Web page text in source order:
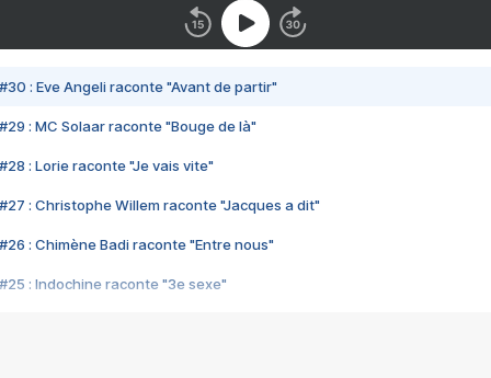
#30 : Eve Angeli raconte "Avant de partir"
#29 : MC Solaar raconte "Bouge de là"
#28 : Lorie raconte "Je vais vite"
#27 : Christophe Willem raconte "Jacques a dit"
#26 : Chimène Badi raconte "Entre nous"
#25 : Indochine raconte "3e sexe"